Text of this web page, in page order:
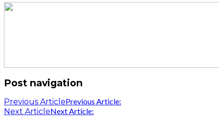
Post navigation
Previous ArticlePrevious Article:
Next ArticleNext Article: